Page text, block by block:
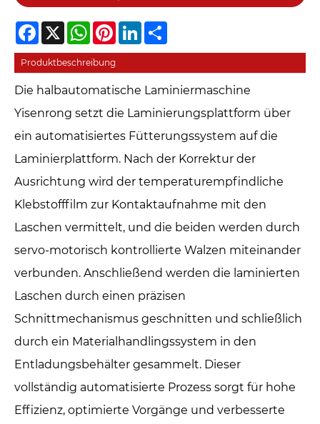
Facebook
X WhatsAppPinterestLinkedIn
Produktbeschreibung
Die halbautomatische Laminiermaschine
Yisenrong setzt die Laminierungsplattform über
ein automatisiertes Fütterungssystem auf die
Laminierplattform. Nach der Korrektur der
Ausrichtung wird der temperaturempfindliche
Klebstofffilm zur Kontaktaufnahme mit den
Laschen vermittelt, und die beiden werden durch
servo-motorisch kontrollierte Walzen miteinander
verbunden. Anschließend werden die laminierten
Laschen durch einen präzisen
Schnittmechanismus geschnitten und schließlich
durch ein Materialhandlingssystem in den
Entladungsbehälter gesammelt. Dieser
vollständig automatisierte Prozess sorgt für hohe
Effizienz, optimierte Vorgänge und verbesserte